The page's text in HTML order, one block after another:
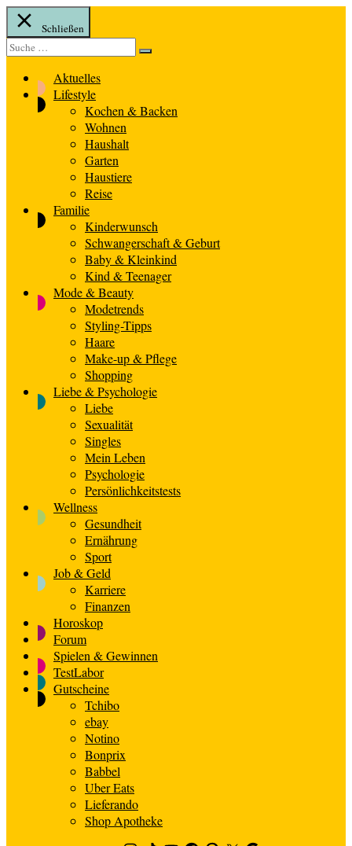
Schließen
Suche
nach:
Suche
Aktuelles
Lifestyle
Kochen & Backen
Wohnen
Haushalt
Garten
Haustiere
Reise
Familie
Kinderwunsch
Schwangerschaft & Geburt
Baby & Kleinkind
Kind & Teenager
Mode & Beauty
Modetrends
Styling-Tipps
Haare
Make-up & Pflege
Shopping
Liebe & Psychologie
Liebe
Sexualität
Singles
Mein Leben
Psychologie
Persönlichkeitstests
Wellness
Gesundheit
Ernährung
Sport
Job & Geld
Karriere
Finanzen
Horoskop
Forum
Spielen & Gewinnen
TestLabor
Gutscheine
Tchibo
ebay
Notino
Bonprix
Babbel
Uber Eats
Lieferando
Shop Apotheke